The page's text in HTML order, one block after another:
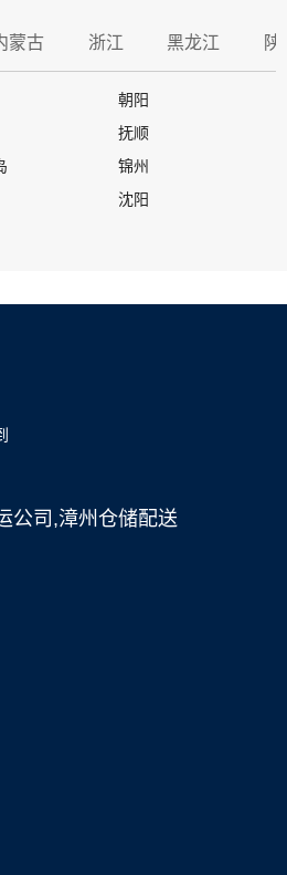
蒙古 浙江 黑龙江 陕
朝阳
抚顺
锦州
沈阳
公司,漳州仓储配送